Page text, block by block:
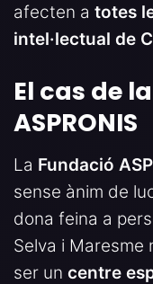
afecten a totes
intel·lectual de
El cas de
ASPRONIS
La Fundació
sense ànim de
dona feina a
Selva i Maresme
ser un centre